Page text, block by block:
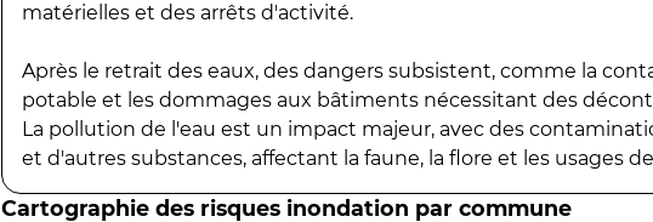
matérielles et des arrêts d'activité.
Après le retrait des eaux, des dangers subsistent, comme la
potable et les dommages aux bâtiments nécessitant des
La pollution de l'eau est un impact majeur, avec des
et d'autres substances, affectant la faune, la flore et les usages
Cartographie des risques inondation par commune